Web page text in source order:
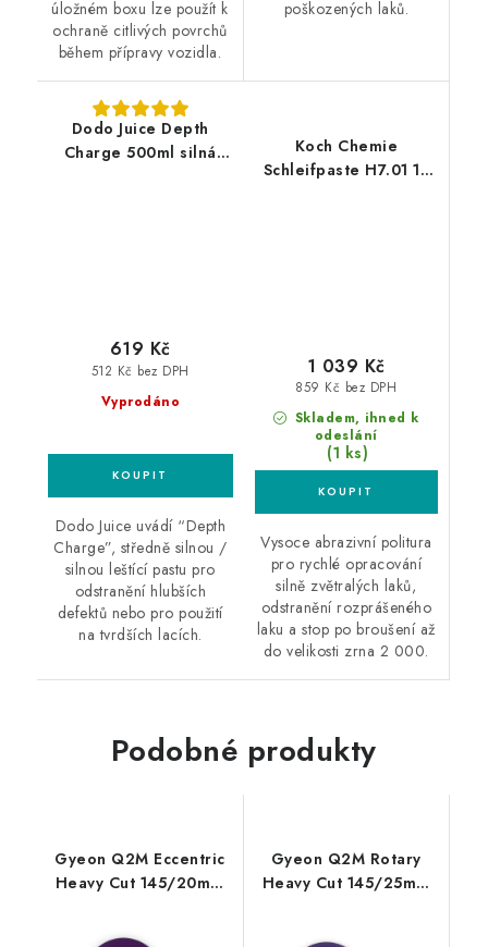
úložném boxu lze použít k
ochraně citlivých povrchů
během přípravy vozidla.
poškozených laků.
Dodo Juice Depth
Charge 500ml silná
Vyprodáno
512 Kč bez DPH
619 Kč
Dodo Juice uvádí “Depth
Charge”, středně silnou /
silnou leštící pastu pro
odstranění hlubších
defektů nebo pro použití
na tvrdších lacích.
Koch Chemie
Schleifpaste H7.01 1L
Skladem, ihned k
odeslání
(1 ks)
859 Kč bez DPH
1 039 Kč
Vysoce abrazivní politura
pro rychlé opracování
silně zvětralých laků,
odstranění rozprášeného
laku a stop po broušení až
do velikosti zrna 2 000.
Podobné produkty
Gyeon Q2M Eccentric
Heavy Cut 145/20mm
Gyeon Q2M Rotary
Heavy Cut 145/25mm